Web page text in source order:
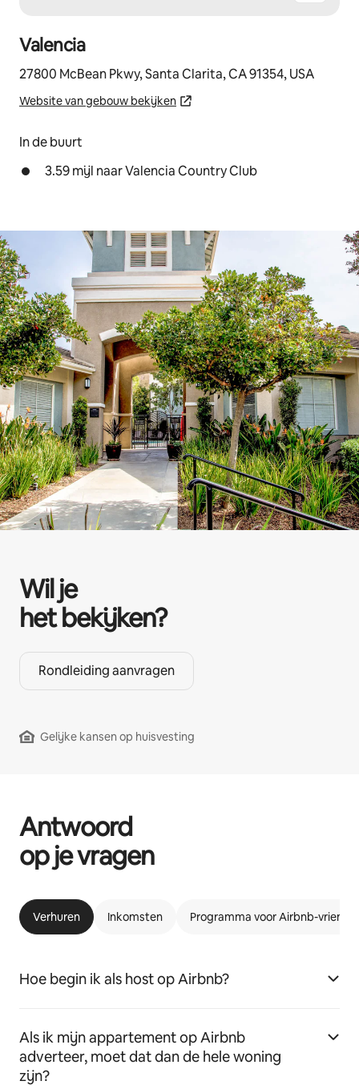
Valencia
27800 McBean Pkwy, Santa Clarita, CA 91354, USA
Website van gebouw bekijken
In de buurt
3.59 mijl naar Valencia Country Club
Wil je
het bekijken?
Rondleiding aanvragen
Gelijke kansen op huisvesting
Antwoord
op je vragen
Verhuren Inkomsten Programma voor Airbnb-
Hoe begin ik als host op Airbnb?
Als ik mijn appartement op Airbnb
adverteer, moet dat dan de hele woning
zijn?